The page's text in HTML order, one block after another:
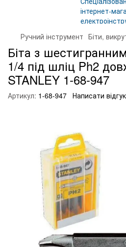
Ручний інструмент Біти,
Біта з
1/4 під шліц Ph2
STANLEY 1-68-947
Артикул: 1-68-947 Написати відгук